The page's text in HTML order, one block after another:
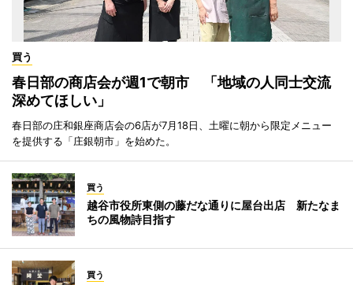
買う
春日部の商店会が週1で朝市 「地域の人同士交流
深めてほしい」
春日部の庄和銀座商店会の6店が7月18日、土曜に朝から限定メニュー
を提供する「庄銀朝市」を始めた。
買う
越谷市役所東側の藤だな通りに屋台出店 新たなま
ちの風物詩目指す
買う